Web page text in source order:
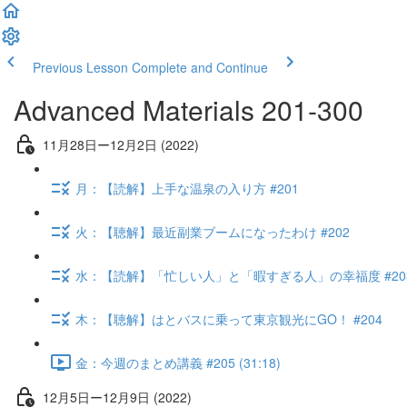
Previous Lesson Complete and Continue
Advanced Materials 201-300
11月28日ー12月2日 (2022)
月：【読解】上手な温泉の入り方 #201
火：【聴解】最近副業ブームになったわけ #202
水：【読解】「忙しい人」と「暇すぎる人」の幸福度
木：【聴解】はとバスに乗って東京観光にGO！ #204
金：今週のまとめ講義 #205 (31:18)
12月5日ー12月9日 (2022)